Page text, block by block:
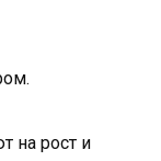
на рост и